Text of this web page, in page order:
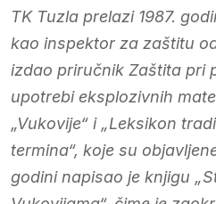
TK Tuzla prelazi 1987.
kao inspektor za zaštitu
izdao priručnik Zaštita pri
upotrebi eksplozivnih
„Vukovije“ i „Leksikon
termina“, koje su
godini napisao je knjigu